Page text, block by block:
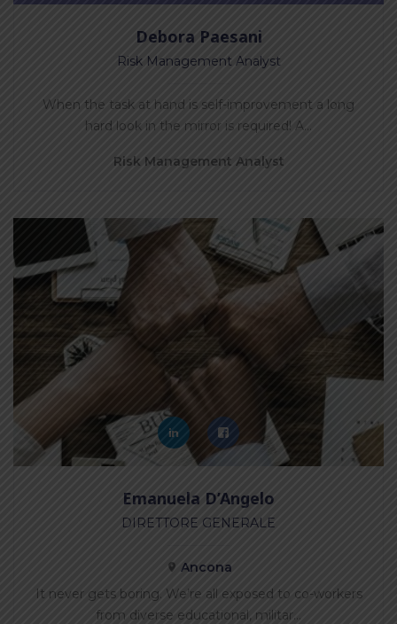
Debora Paesani
Risk Management Analyst
When the task at hand is self-improvement a long
hard look in the mirror is required! A…
Risk Management Analyst
Emanuela D’Angelo
DIRETTORE GENERALE
Ancona
It never gets boring. We’re all exposed to co-workers
from diverse educational, militar…